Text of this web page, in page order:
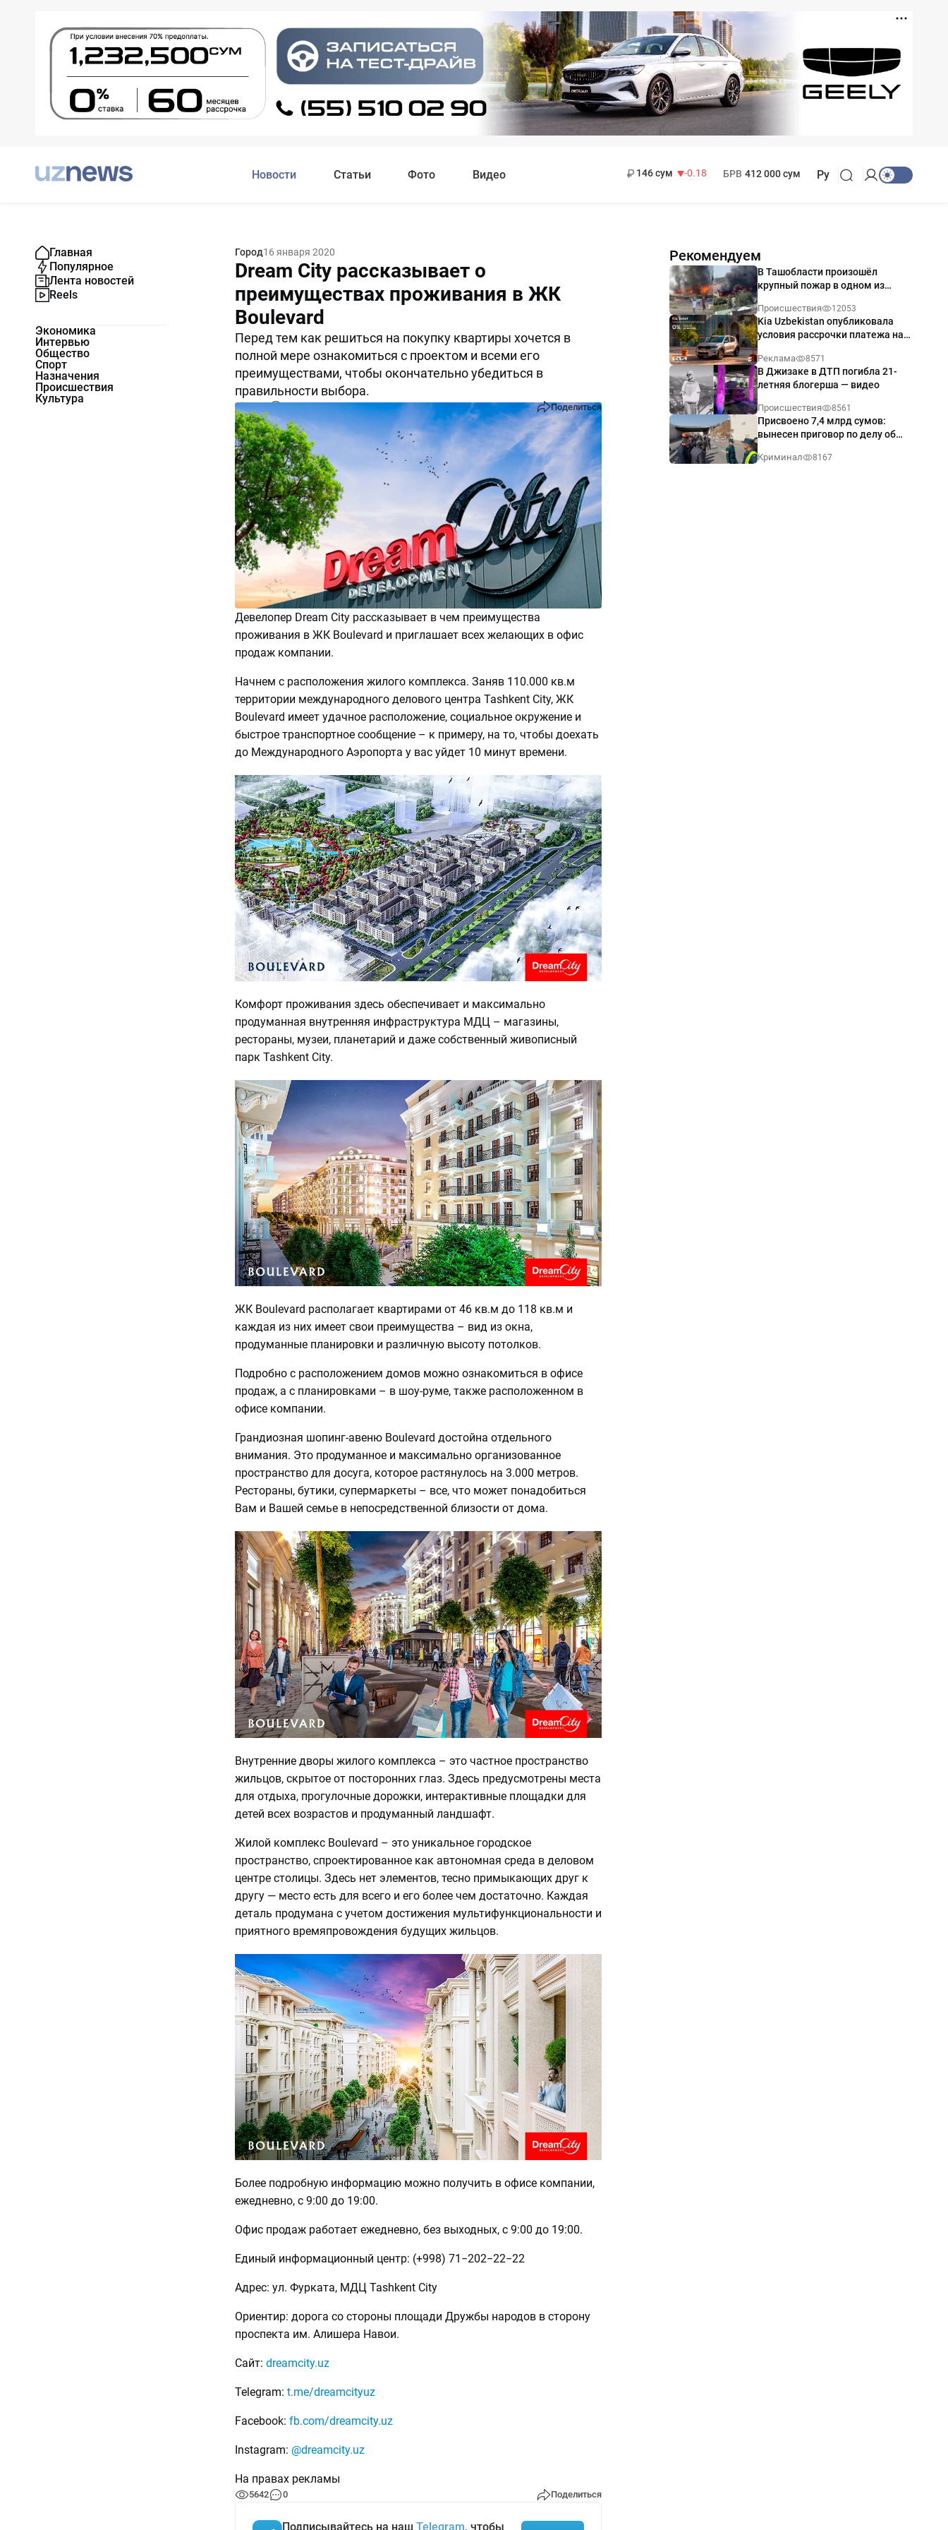
Новости Статьи Фото Видео
146 сум
-0.18
БРВ 412 000 сум Ру
Главная
Популярное
Лента новостей
Reels
Экономика
Интервью
Общество
Спорт
Назначения
Происшествия
Культура
Город16 января 2020
Dream City рассказывает о
преимуществах проживания в ЖК
Boulevard
Перед тем как решиться на покупку квартиры хочется в
полной мере ознакомиться с проектом и всеми его
преимуществами, чтобы окончательно убедиться в
правильности выбора.
5642 0 Поделиться
Девелопер Dream City рассказывает в чем преимущества
проживания в ЖК Boulevard и приглашает всех желающих в офис
продаж компании.
Начнем с расположения жилого комплекса. Заняв 110.000 кв.м
территории международного делового центра Tashkent City, ЖК
Boulevard имеет удачное расположение, социальное окружение и
быстрое транспортное сообщение – к примеру, на то, чтобы доехать
до Международного Аэропорта у вас уйдет 10 минут времени.
Комфорт проживания здесь обеспечивает и максимально
продуманная внутренняя инфраструктура МДЦ – магазины,
рестораны, музеи, планетарий и даже собственный живописный
парк Tashkent City.
ЖК Boulevard располагает квартирами от 46 кв.м до 118 кв.м и
каждая из них имеет свои преимущества – вид из окна,
продуманные планировки и различную высоту потолков.
Подробно с расположением домов можно ознакомиться в офисе
продаж, а с планировками – в шоу-руме, также расположенном в
офисе компании.
Грандиозная шопинг-авеню Boulevard достойна отдельного
внимания. Это продуманное и максимально организованное
пространство для досуга, которое растянулось на 3.000 метров.
Рестораны, бутики, супермаркеты – все, что может понадобиться
Вам и Вашей семье в непосредственной близости от дома.
Внутренние дворы жилого комплекса – это частное пространство
жильцов, скрытое от посторонних глаз. Здесь предусмотрены места
для отдыха, прогулочные дорожки, интерактивные площадки для
детей всех возрастов и продуманный ландшафт.
Жилой комплекс Boulevard – это уникальное городское
пространство, спроектированное как автономная среда в деловом
центре столицы. Здесь нет элементов, тесно примыкающих друг к
другу — место есть для всего и его более чем достаточно. Каждая
деталь продумана с учетом достижения мультифункциональности и
приятного времяпровождения будущих жильцов.
Более подробную информацию можно получить в офисе компании,
ежедневно, с 9:00 до 19:00.
Офис продаж работает ежедневно, без выходных, с 9:00 до 19:00.
Единый информационный центр: (+998) 71−202−22−22
Адрес: ул. Фурката, МДЦ Tashkent City
Ориентир: дорога со стороны площади Дружбы народов в сторону
проспекта им. Алишера Навои.
Сайт: dreamcity.uz
Telegram: t.me/dreamcityuz
Facebook: fb.com/dreamcity.uz
Instagram: @dreamcity.uz
На правах рекламы
5642 0 Поделиться
Подписывайтесь на наш Telegram, чтобы
Рекомендуем
В Ташобласти произошёл
крупный пожар в одном из
Происшествия 12053
Kia Uzbekistan опубликовала
условия рассрочки платежа на
годовых
Реклама 8571
В Джизаке в ДТП погибла 21-
летняя блогерша — видео
Происшествия 8561
Присвоено 7,4 млрд сумов:
вынесен приговор по делу об
Ташкенте
Криминал 8167